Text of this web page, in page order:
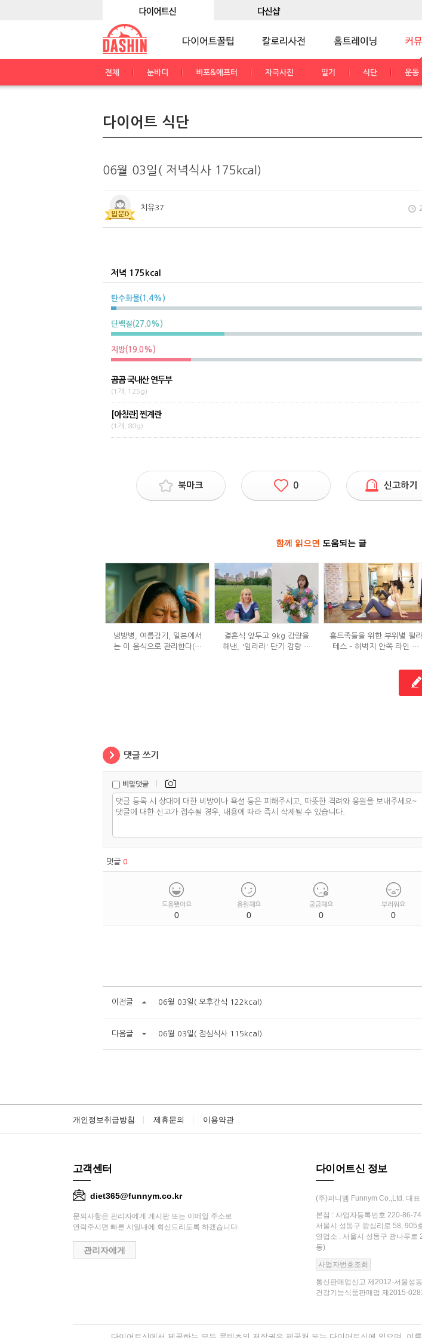
전체 눈바디 비포&애프터 자극사진 일기 식단 운동
다이어트 식단
06월 03일( 저녁식사 175kcal)
치유37
저녁 175kcal
탄수화물(1.4%)
단백질(27.0%)
지방(19.0%)
곰곰 국내산 연두부
(1개, 125g)
[아침란] 찐계란
(1개, 80g)
북마크 0 신고하기
함께 읽으면 도움되는 글
냉방병, 여름감기, 일본에서
는 이 음식으로 관리한다(생
결혼식 앞두고 9kg 감량을
해낸, '임라라' 단기 감량 식
홈트족들을 위한 부위별 필라
테스 – 허벅지 안쪽 라인 만
비밀댓글 |
댓글 0
도움됐어요
0
응원해요
0
궁금해요
0
부러워요
0
이전글 06월 03일( 오후간식 122kcal)
다음글 06월 03일( 점심식사 115kcal)
개인정보취급방침 제휴문의 이용약관
고객센터
diet365@funnym.co.kr
문의사항은 관리자에게 게시판 또는 이메일 주소로
연락주시면 빠른 시일내에 회신드리도록 하겠습니다.
관리자에게
다이어트신 정보
(주)퍼니엠 Funnym Co.,Ltd. 대표
본점 : 사업자등록번호 220-86-
서울시 성동구 왕십리로 58, 905
영업소 : 서울시 성동구 광나루
동)
사업자번호조회
통신판매업신고 제2012-서울성
건강기능식품판매업 제2015-